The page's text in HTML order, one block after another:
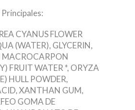
CYANUS FLOWER
(WATER), GLYCERIN,
FRUIT WATER *, ORYZA
HULL POWDER,
XANTHAN GUM,
GOMA DE